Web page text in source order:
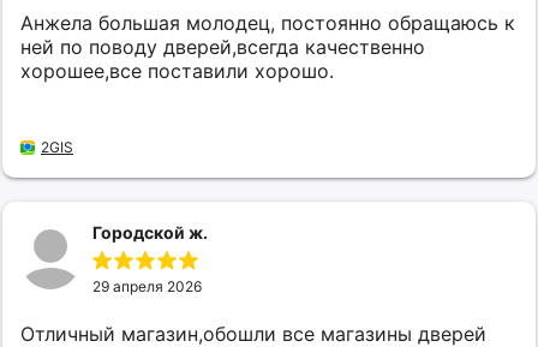
Анжела большая молодец, постоянно обращаюсь к
ней по поводу дверей,всегда качественно
хорошее,все поставили хорошо.
2GIS
Городской ж.
29 апреля 2026
Отличный магазин,обошли все магазины дверей